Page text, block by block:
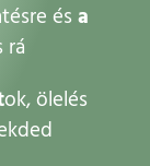
és a
rá
ok, ölelés